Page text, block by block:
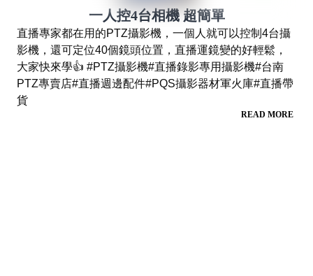
一人控4台相機 超簡單
直播專家都在用的PTZ攝影機，一個人就可以控制4台攝
影機，還可定位40個鏡頭位置，直播運鏡變的好輕鬆，
大家快來學👍 #PTZ攝影機#直播錄影專用攝影機#台南
PTZ專賣店#直播週邊配件#PQS攝影器材軍火庫#直播帶
貨
READ MORE